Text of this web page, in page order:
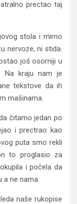
prectao taj
stola i mirno
nervoze, ni stida.
još osorniji u
Na kraju nam je
tekstove da ih
mašinama.
čitamo jedan po
i prectrao kao
puta smo rekli
to proglasio za
i počela da
a ne nama.
naše rukopise